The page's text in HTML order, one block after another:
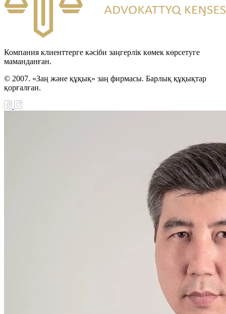
Компания клиенттерге кәсіби заңгерлік көмек көрсетуге
маманданған.
© 2007. «Заң және құқық» заң фирмасы. Барлық құқықтар
қорғалған.